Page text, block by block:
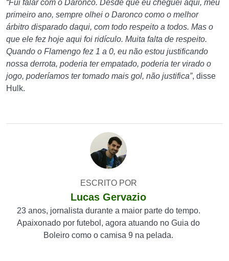
“Fui falar com o Daronco. Desde que eu cheguei aqui, meu
primeiro ano, sempre olhei o Daronco como o melhor
árbitro disparado daqui, com todo respeito a todos. Mas o
que ele fez hoje aqui foi ridículo. Muita falta de respeito.
Quando o Flamengo fez 1 a 0, eu não estou justificando
nossa derrota, poderia ter empatado, poderia ter virado o
jogo, poderíamos ter tomado mais gol, não justifica”, disse
Hulk.
ESCRITO POR
Lucas Gervazio
23 anos, jornalista durante a maior parte do tempo.
Apaixonado por futebol, agora atuando no Guia do
Boleiro como o camisa 9 na pelada.